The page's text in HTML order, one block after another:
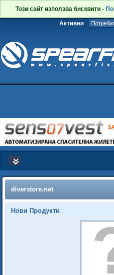
Този сайт използва бисквити -
Активни
diverstore.net
Нови Продукти